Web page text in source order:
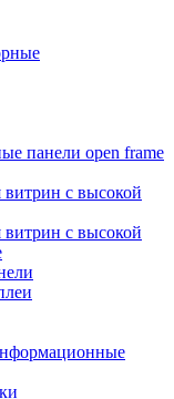
панели open frame
с высокой
с высокой